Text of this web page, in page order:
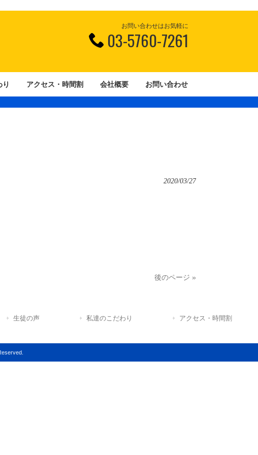
03-5760-7261
お問い合わせはお気軽に
アクセス・時間割 会社概要 お問い合わせ
2020/03/27
後のページ »
生徒の声 私達のこだわり アクセス・時間割